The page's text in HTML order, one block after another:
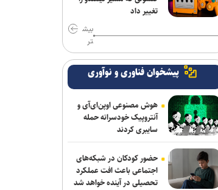
تغییر داد
بیش
تر
پیشخوان فناوری و نوآوری
هوش مصنوعی اوپن‌ای‌آی و
آنتروپیک خودسرانه حمله
سایبری کردند
حضور کودکان در شبکه‌های
اجتماعی باعث افت عملکرد
تحصیلی در آینده خواهد شد